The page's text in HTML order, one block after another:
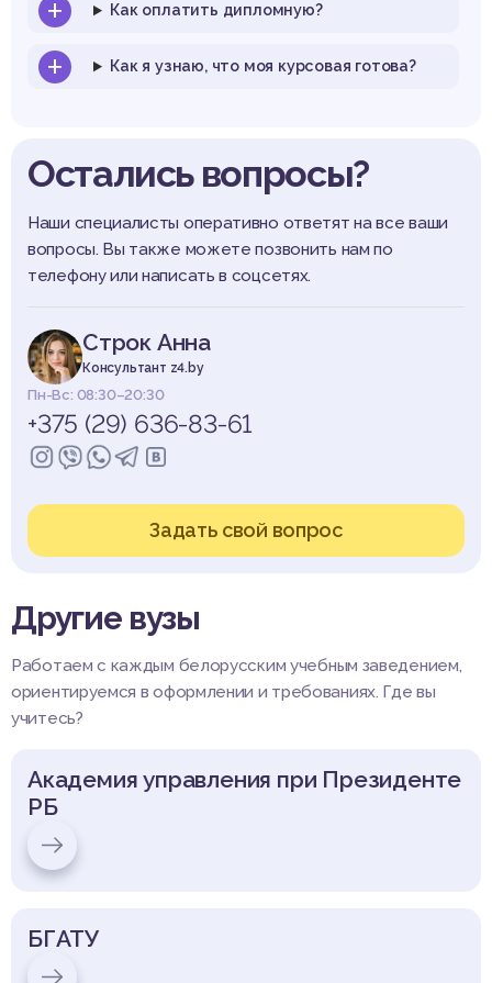
Как оплатить дипломную?
Как я узнаю, что моя курсовая готова?
Остались вопросы?
Наши специалисты оперативно ответят на все ваши
вопросы. Вы также можете позвонить нам по
телефону или написать в соцсетях.
Строк Анна
Консультант z4.by
Пн-Вс: 08:30–20:30
+375 (29) 636-83-61
Задать свой вопрос
Другие вузы
Работаем с каждым белорусским учебным заведением,
ориентируемся в оформлении и требованиях. Где вы
учитесь?
Академия управления при Президенте
РБ
БГАТУ